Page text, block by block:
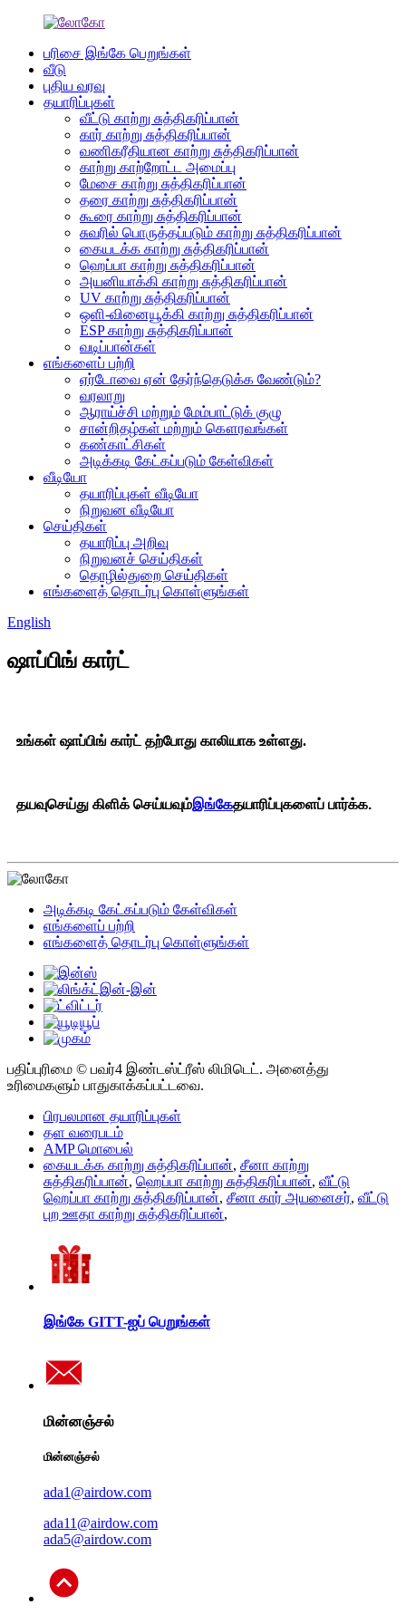
பரிசை இங்கே பெறுங்கள்
வீடு
புதிய வரவு
தயாரிப்புகள்
வீட்டு காற்று சுத்திகரிப்பான்
கார் காற்று சுத்திகரிப்பான்
வணிகரீதியான காற்று சுத்திகரிப்பான்
காற்று காற்றோட்ட அமைப்பு
மேசை காற்று சுத்திகரிப்பான்
தரை காற்று சுத்திகரிப்பான்
கூரை காற்று சுத்திகரிப்பான்
சுவரில் பொருத்தப்படும் காற்று சுத்திகரிப்பான்
கையடக்க காற்று சுத்திகரிப்பான்
ஹெப்பா காற்று சுத்திகரிப்பான்
அயனியாக்கி காற்று சுத்திகரிப்பான்
UV காற்று சுத்திகரிப்பான்
ஒளி-வினையூக்கி காற்று சுத்திகரிப்பான்
ESP காற்று சுத்திகரிப்பான்
வடிப்பான்கள்
எங்களைப் பற்றி
ஏர்டோவை ஏன் தேர்ந்தெடுக்க வேண்டும்?
வரலாறு
ஆராய்ச்சி மற்றும் மேம்பாட்டுக் குழு
சான்றிதழ்கள் மற்றும் கௌரவங்கள்
கண்காட்சிகள்
அடிக்கடி கேட்கப்படும் கேள்விகள்
வீடியோ
தயாரிப்புகள் வீடியோ
நிறுவன வீடியோ
செய்திகள்
தயாரிப்பு அறிவு
நிறுவனச் செய்திகள்
தொழில்துறை செய்திகள்
எங்களைத் தொடர்பு கொள்ளுங்கள்
English
ஷாப்பிங் கார்ட்
உங்கள் ஷாப்பிங் கார்ட் தற்போது காலியாக உள்ளது.
தயவுசெய்து கிளிக் செய்யவும்இங்கேதயாரிப்புகளைப் பார்க்க.
அடிக்கடி கேட்கப்படும் கேள்விகள்
எங்களைப் பற்றி
எங்களைத் தொடர்பு கொள்ளுங்கள்
பதிப்புரிமை © பவர்4 இண்டஸ்ட்ரீஸ் லிமிடெட். அனைத்து
உரிமைகளும் பாதுகாக்கப்பட்டவை.
பிரபலமான தயாரிப்புகள்
தள வரைபடம்
AMP மொபைல்
கையடக்க காற்று சுத்திகரிப்பான், சீனா காற்று
சுத்திகரிப்பான், ஹெப்பா காற்று சுத்திகரிப்பான், வீட்டு
ஹெப்பா காற்று சுத்திகரிப்பான், சீனா கார் அயனைசர், வீட்டு
புற ஊதா காற்று சுத்திகரிப்பான்,
இங்கே GITT-ஐப் பெறுங்கள்
மின்னஞ்சல்
மின்னஞ்சல்
ada1@airdow.com
ada11@airdow.com
ada5@airdow.com